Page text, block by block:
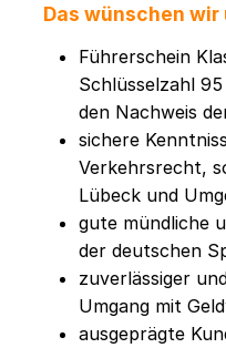
Das wünschen wir
Führerschein
Schlüsselzahl
den Nachweis
sichere
Verkehrsrecht,
Lübeck und
gute mündliche
der deutschen
zuverlässiger
Umgang mit
ausgeprägte